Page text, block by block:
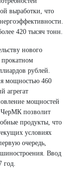
выработки, что
420 тысяч тонн.
нового
прокатном
рублей.
мощностью 460
агрегат
мощностей
ЧерМК позволит
продукты, что
условиях
очередь,
Ввод
год.